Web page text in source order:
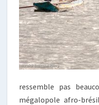
ressemble pas
mégalopole afro-